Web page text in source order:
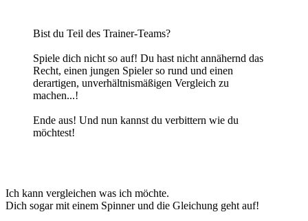
Bist du Teil des Trainer-Teams?
Spiele dich nicht so auf! Du hast nicht annähernd das
Recht, einen jungen Spieler so rund und einen
derartigen, unverhältnismäßigen Vergleich zu
machen...!
Ende aus! Und nun kannst du verbittern wie du
möchtest!
Ich kann vergleichen was ich möchte.
Dich sogar mit einem Spinner und die Gleichung geht auf!